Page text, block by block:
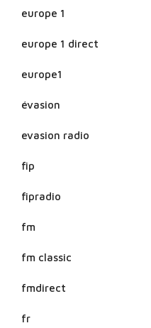
europe 1
europe 1 direct
europe1
évasion
evasion radio
fip
fipradio
fm
fm classic
fmdirect
fr